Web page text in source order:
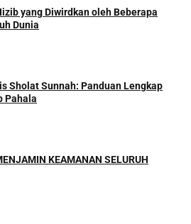
yang Diwirdkan oleh Beberapa
Dunia
Sholat Sunnah: Panduan Lengkap
Pahala
KEAMANAN SELURUH